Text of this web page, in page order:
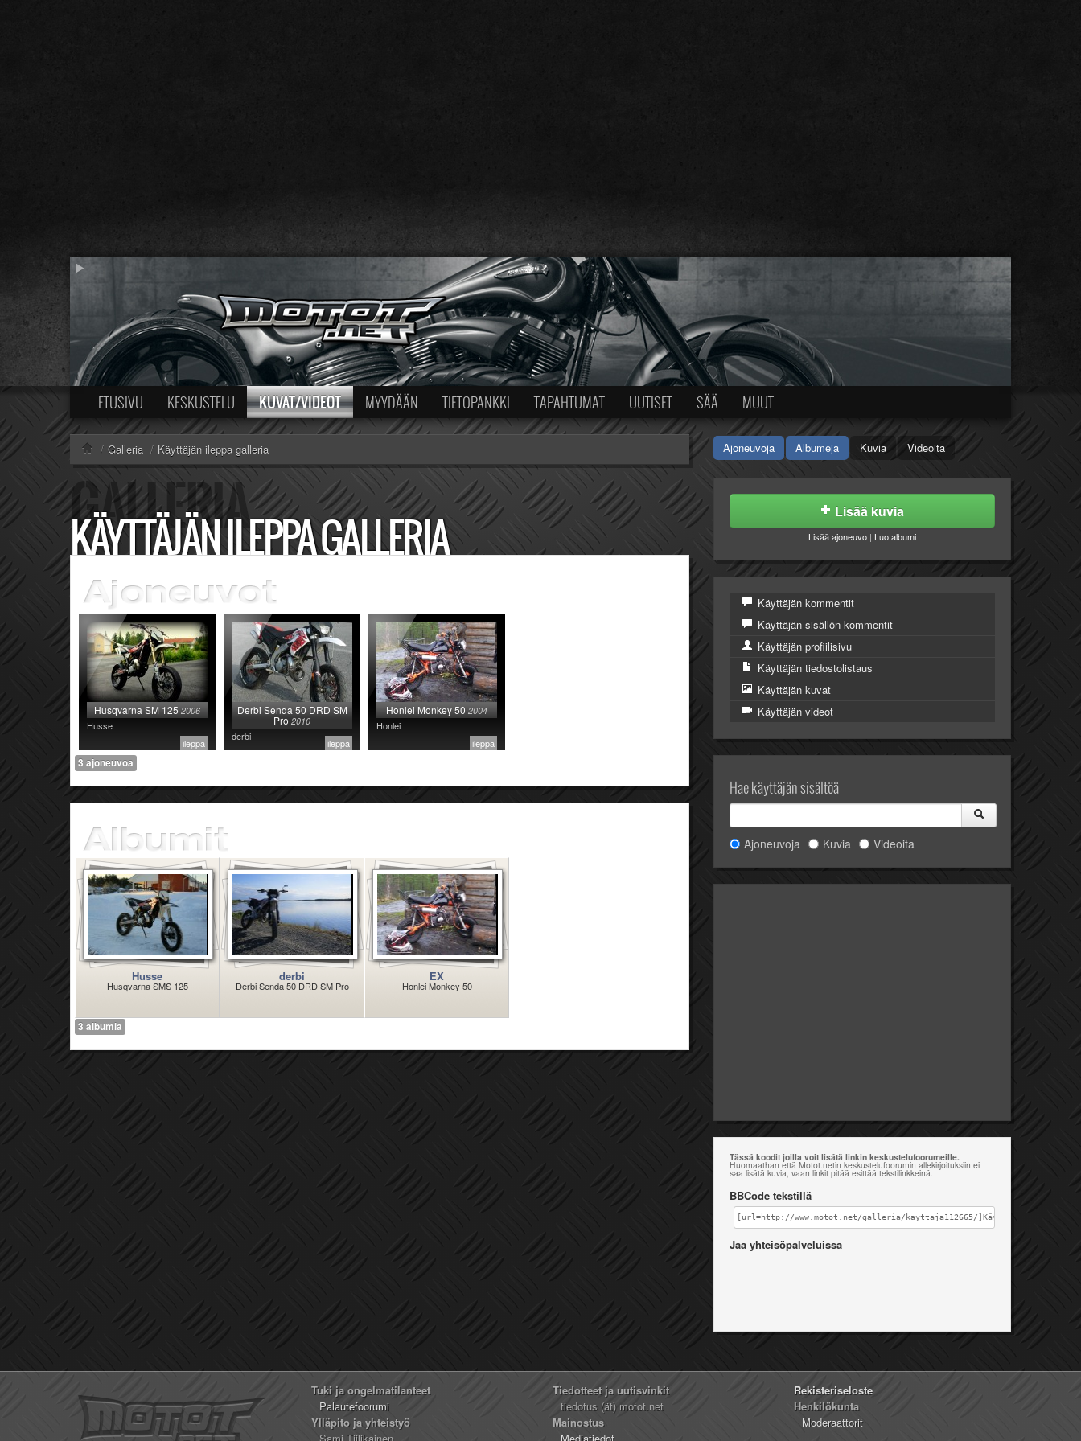
ETUSIVU KESKUSTELU KUVAT/VIDEOT MYYDÄÄN TIETOPANKKI TAPAHTUMAT UUTISET SÄÄ MUUT
/ Galleria / Käyttäjän ileppa galleria
KÄYTTÄJÄN ILEPPA GALLERIA
Husqvarna SM 1252006
Husse
ileppa
Derbi Senda 50 DRD SM
Pro 2010
derbi
ileppa
Honlei Monkey 502004
Honlei
ileppa
3 ajoneuvoa
Husse
Husqvarna SMS 125
derbi
Derbi Senda 50 DRD SM Pro
EX
Honlei Monkey 50
3 albumia
Ajoneuvoja Albumeja Kuvia Videoita
Lisää kuvia
Lisää ajoneuvo | Luo albumi
Käyttäjän kommentit
Käyttäjän sisällön kommentit
Käyttäjän profiilisivu
Käyttäjän tiedostolistaus
Käyttäjän kuvat
Käyttäjän videot
Hae käyttäjän sisältöä
Ajoneuvoja Kuvia Videoita
Tässä koodit joilla voit lisätä linkin keskustelufoorumeille.
Huomaathan että Motot.netin keskustelufoorumin allekirjoituksiin ei
saa lisätä kuvia, vaan linkit pitää esittää tekstilinkkeinä.
BBCode tekstillä
[url=http://www.motot.net/galleria/kayttaja112665/]Käyttäjän ileppa
Jaa yhteisöpalveluissa
Tuki ja ongelmatilanteet
Palautefoorumi
Ylläpito ja yhteistyö
Tiedotteet ja uutisvinkit
tiedotus (ät) motot.net
Mainostus
Rekisteriseloste
Henkilökunta
Moderaattorit